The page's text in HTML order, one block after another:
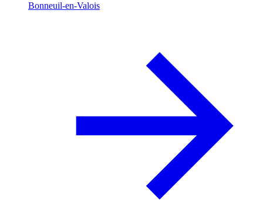
Bonneuil-en-Valois